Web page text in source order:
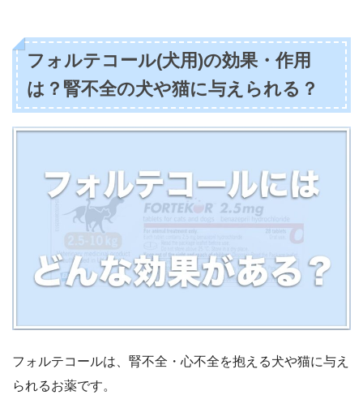
フォルテコール(犬用)の効果・作用
は？腎不全の犬や猫に与えられる？
フォルテコールは、腎不全・心不全を抱える犬や猫に与え
られるお薬です。